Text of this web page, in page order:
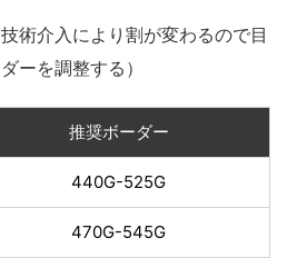
術介入により割が変わるので目
ーを調整する）
推奨ボーダー
440G-525G
470G-545G